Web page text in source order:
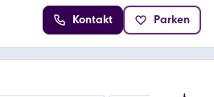
Kontakt Parken